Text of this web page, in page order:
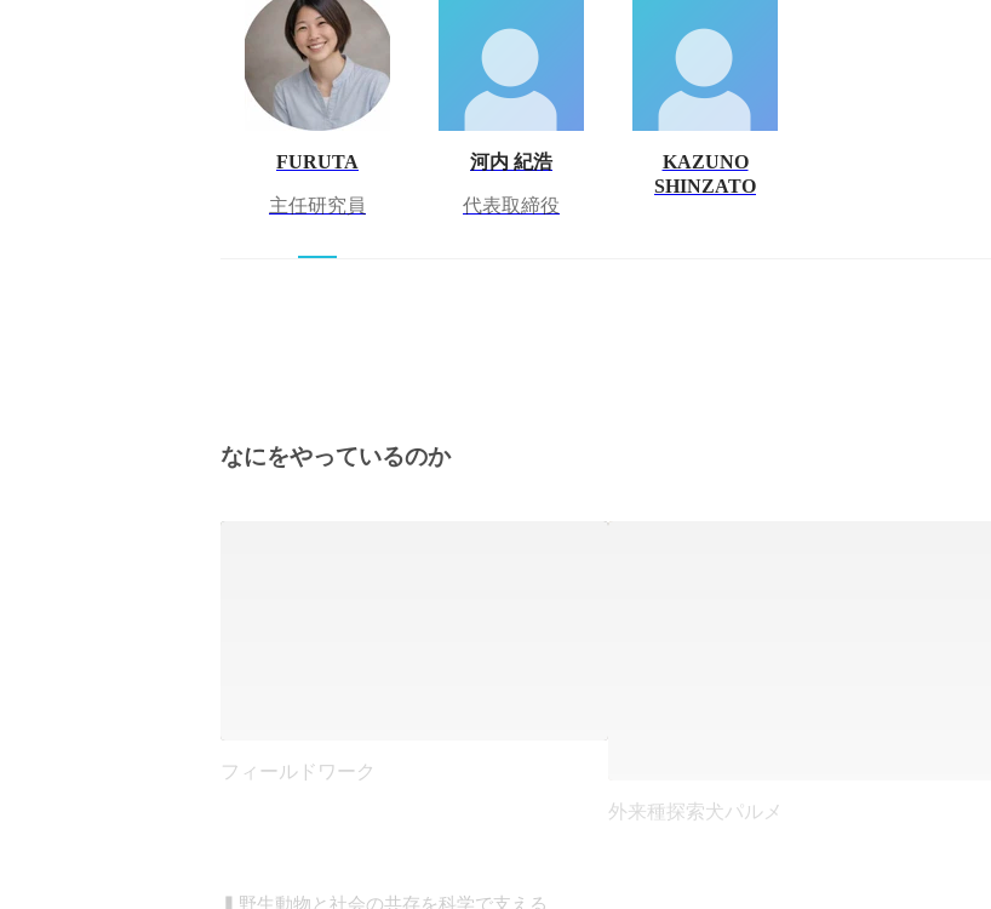
FURUTA
主任研究員
河内 紀浩
代表取締役
KAZUNO
SHINZATO
なにをやっているのか
フィールドワーク
外来種探索犬パルメ
▍野生動物と社会の共存を科学で支える